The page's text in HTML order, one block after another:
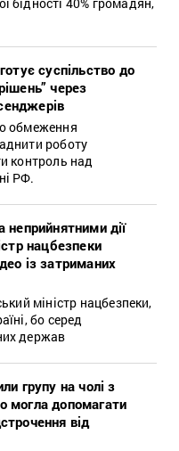
суспільство до
через
обмеження
роботу
контроль над
РФ.
неприйнятними дії
нацбезпеки
із затриманих
міністр нацбезпеки,
бо серед
держав
групу на чолі з
могла допомагати
від